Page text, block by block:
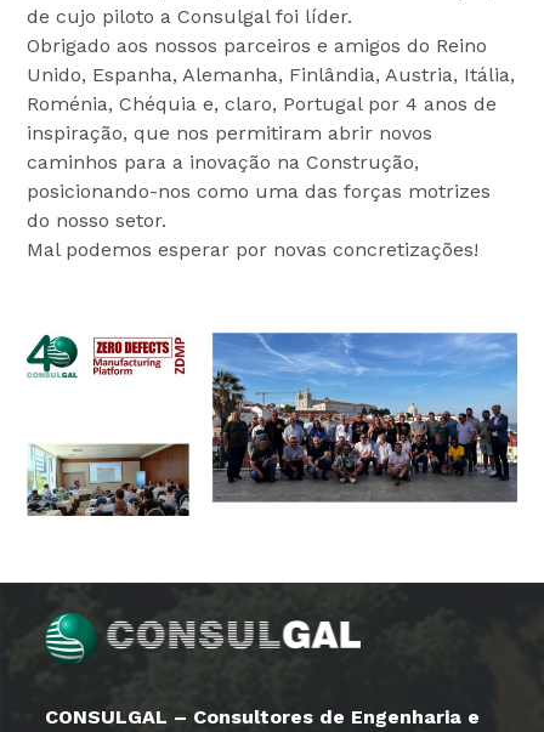
de cujo piloto a Consulgal foi líder.
Obrigado aos nossos parceiros e amigos do Reino
Unido, Espanha, Alemanha, Finlândia, Austria, Itália,
Roménia, Chéquia e, claro, Portugal por 4 anos de
inspiração, que nos permitiram abrir novos
caminhos para a inovação na Construção,
posicionando-nos como uma das forças motrizes
do nosso setor.
Mal podemos esperar por novas concretizações!
CONSULGAL – Consultores de Engenharia e